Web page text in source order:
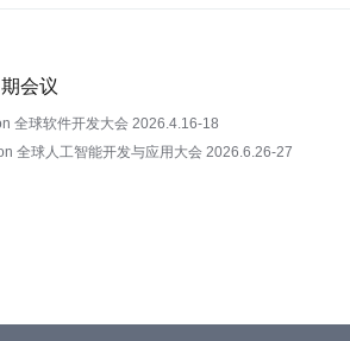
会议
全球软件开发大会 2026.4.16-18
全球人工智能开发与应用大会 2026.6.26-27